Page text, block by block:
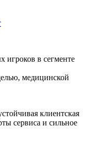
игроков в сегменте
медицинской
клиентская
сервиса и сильное